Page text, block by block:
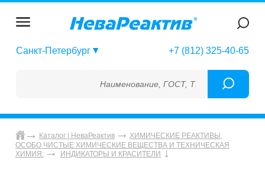
Санкт-Петербург +7 (812) 325-40-65
Наименование, ГОСТ, ТУ, ГСО, МСО, ОСО,
Каталог | НеваРеактив
ХИМИЧЕСКИЕ РЕАКТИВЫ,
ОСОБО ЧИСТЫЕ ХИМИЧЕСКИЕ ВЕЩЕСТВА И ТЕХНИЧЕСКАЯ
ХИМИЯ:
ИНДИКАТОРЫ И КРАСИТЕЛИ